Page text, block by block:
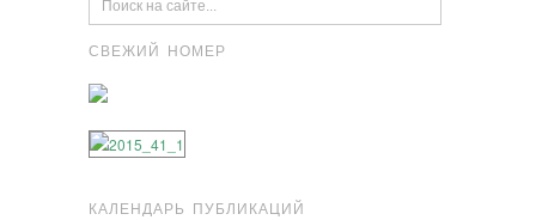
СВЕЖИЙ НОМЕР
КАЛЕНДАРЬ ПУБЛИКАЦИЙ